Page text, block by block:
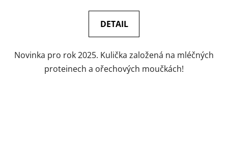
DETAIL
Novinka pro rok 2025. Kulička založená na mléčných
proteinech a ořechových moučkách!